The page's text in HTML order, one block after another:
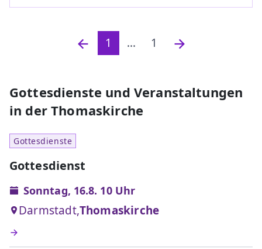
1 ... 1
Gottesdienste und Veranstaltungen
in der Thomaskirche
Gottesdienste
Gottesdienst
Sonntag, 16.8. 10 Uhr
Darmstadt,Thomaskirche